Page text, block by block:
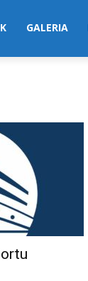
GALERIA